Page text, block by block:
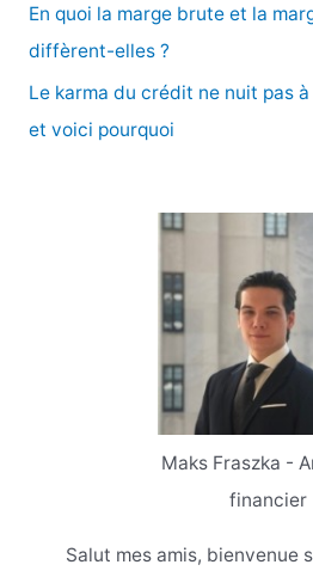
:
En quoi la marge brute et la
diffèrent-elles ?
Le karma du crédit ne nuit pas
et voici pourquoi
Maks Fraszka -
financier
Salut mes amis, bienvenue